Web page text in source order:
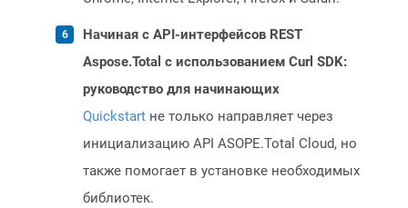
Начиная с API-интерфейсов REST
Aspose.Total с использованием Curl SDK:
руководство для начинающих
Quickstart не только направляет через
инициализацию API ASOPE.Total Cloud, но
также помогает в установке необходимых
библиотек.